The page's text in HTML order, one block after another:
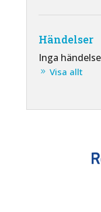
Händelser
Inga
Visa allt